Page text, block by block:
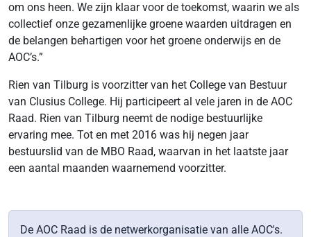
om ons heen. We zijn klaar voor de toekomst, waarin we als
collectief onze gezamenlijke groene waarden uitdragen en
de belangen behartigen voor het groene onderwijs en de
AOC’s.”
Rien van Tilburg is voorzitter van het College van Bestuur
van Clusius College. Hij participeert al vele jaren in de AOC
Raad. Rien van Tilburg neemt de nodige bestuurlijke
ervaring mee. Tot en met 2016 was hij negen jaar
bestuurslid van de MBO Raad, waarvan in het laatste jaar
een aantal maanden waarnemend voorzitter.
De AOC Raad is de netwerkorganisatie van alle AOC's.